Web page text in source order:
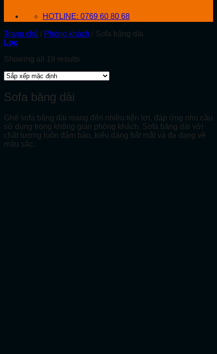
HOTLINE: 0769 60 80 68
Trang chủ / Phòng khách / Sofa băng dài
Lọc
Showing all 19 results
Sofa băng dài
Ghế sofa băng dài mang đến nhiều tiện lợi, đáp ứng nhu cầu
sử dụng trong không gian phòng khách. Sofa băng dài với
chất lượng luôn đảm bảo, kiểu dáng bắt mắt và đa dạng về
màu sắc.